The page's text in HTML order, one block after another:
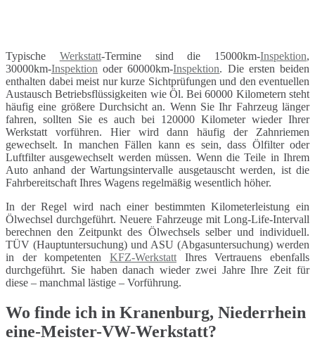
Typische Werkstatt-Termine sind die 15000km-Inspektion,
30000km-Inspektion oder 60000km-Inspektion. Die ersten beiden
enthalten dabei meist nur kurze Sichtprüfungen und den eventuellen
Austausch Betriebsflüssigkeiten wie Öl. Bei 60000 Kilometern steht
häufig eine größere Durchsicht an. Wenn Sie Ihr Fahrzeug länger
fahren, sollten Sie es auch bei 120000 Kilometer wieder Ihrer
Werkstatt vorführen. Hier wird dann häufig der Zahnriemen
gewechselt. In manchen Fällen kann es sein, dass Ölfilter oder
Luftfilter ausgewechselt werden müssen. Wenn die Teile in Ihrem
Auto anhand der Wartungsintervalle ausgetauscht werden, ist die
Fahrbereitschaft Ihres Wagens regelmäßig wesentlich höher.
In der Regel wird nach einer bestimmten Kilometerleistung ein
Ölwechsel durchgeführt. Neuere Fahrzeuge mit Long-Life-Intervall
berechnen den Zeitpunkt des Ölwechsels selber und individuell.
TÜV (Hauptuntersuchung) und ASU (Abgasuntersuchung) werden
in der kompetenten KFZ-Werkstatt Ihres Vertrauens ebenfalls
durchgeführt. Sie haben danach wieder zwei Jahre Ihre Zeit für
diese – manchmal lästige – Vorführung.
Wo finde ich in Kranenburg, Niederrhein
eine-Meister-VW-Werkstatt?